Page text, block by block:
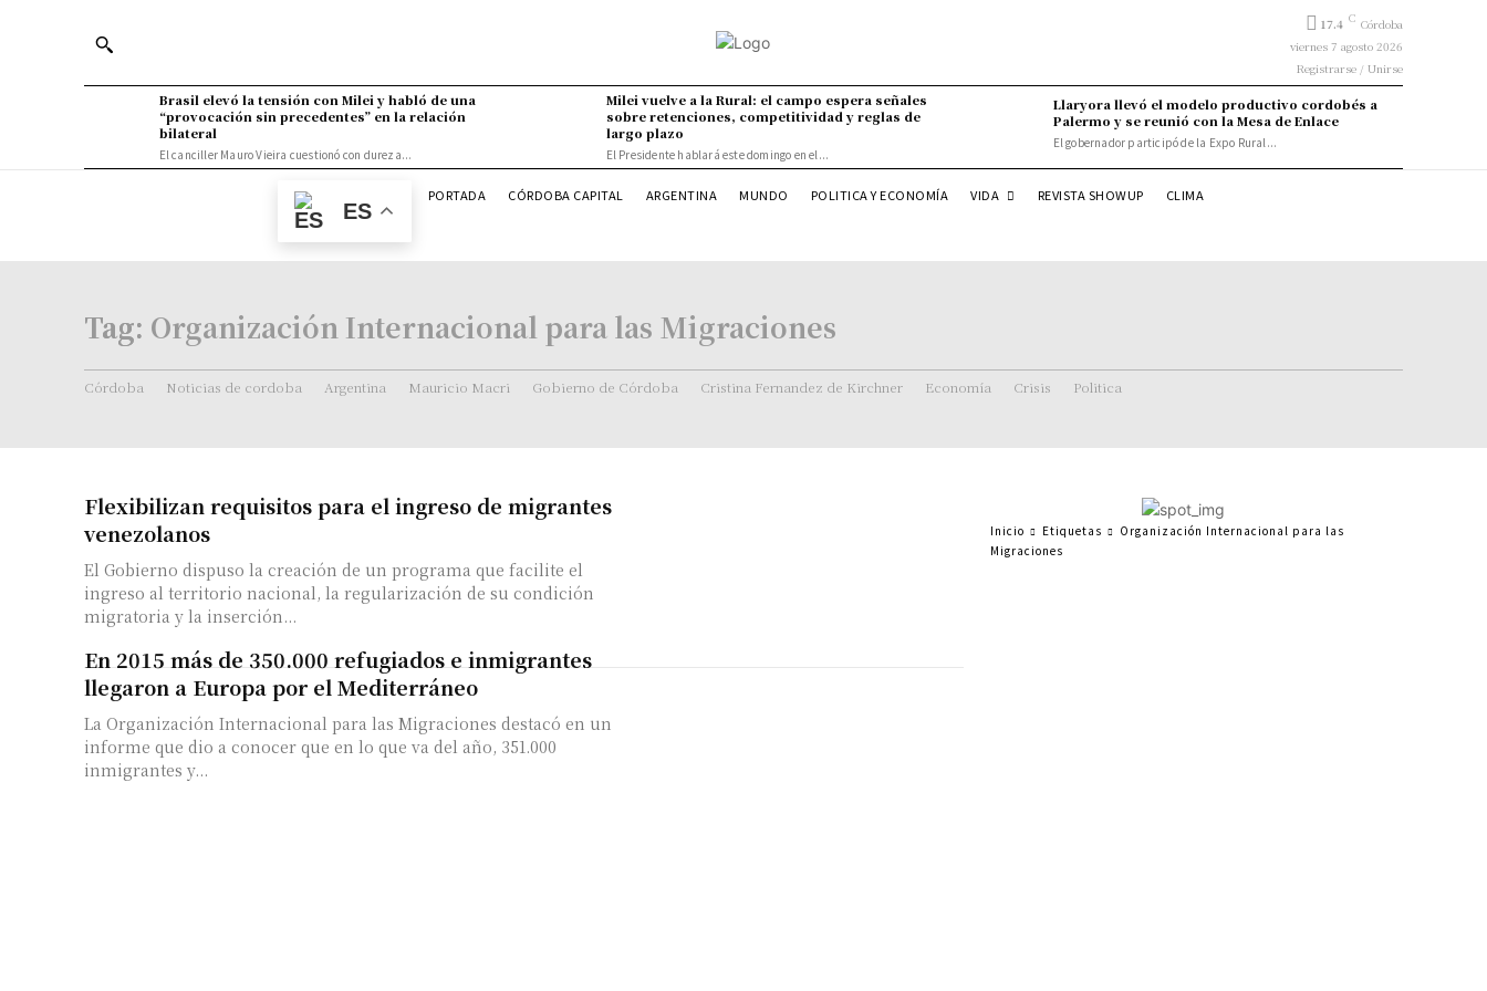
17.4 C Córdoba
viernes 7 agosto 2026
Registrarse / Unirse
Brasil elevó la tensión con Milei y habló de una
“provocación sin precedentes” en la relación
bilateral
El canciller Mauro Vieira cuestionó con dureza...
Milei vuelve a la Rural: el campo espera señales
sobre retenciones, competitividad y reglas de
largo plazo
El Presidente hablará este domingo en el...
Llaryora llevó el modelo productivo cordobés a
Palermo y se reunió con la Mesa de Enlace
El gobernador participó de la Expo Rural...
ES
PORTADA CÓRDOBA CAPITAL ARGENTINA MUNDO POLITICA Y ECONOMÍA VIDA REVISTA SHOWUP CLIMA
Tag: Organización Internacional para las Migraciones
Córdoba Noticias de cordoba Argentina Mauricio Macri Gobierno de Córdoba Cristina Fernandez de Kirchner Economía Crisis Politica
Flexibilizan requisitos para el ingreso de migrantes
venezolanos
El Gobierno dispuso la creación de un programa que facilite el
ingreso al territorio nacional, la regularización de su condición
migratoria y la inserción...
En 2015 más de 350.000 refugiados e inmigrantes
llegaron a Europa por el Mediterráneo
La Organización Internacional para las Migraciones destacó en un
informe que dio a conocer que en lo que va del año, 351.000
inmigrantes y...
Inicio Etiquetas
Organización Internacional para las
Migraciones